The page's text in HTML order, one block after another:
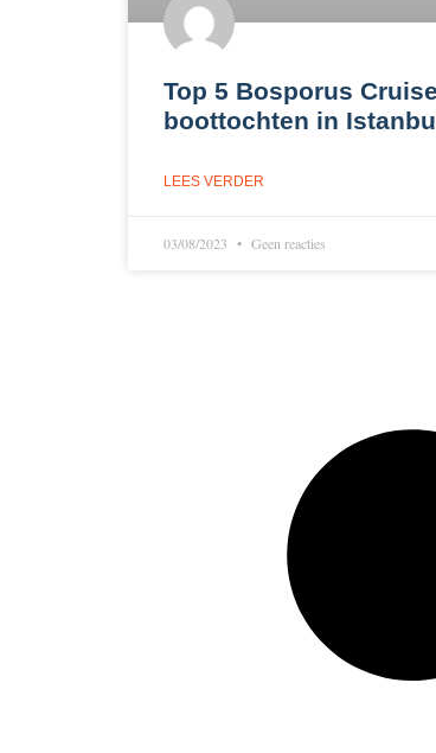
Top 5 Bosporus
boottochten in
LEES VERDER
03/08/2023 Geen reacties